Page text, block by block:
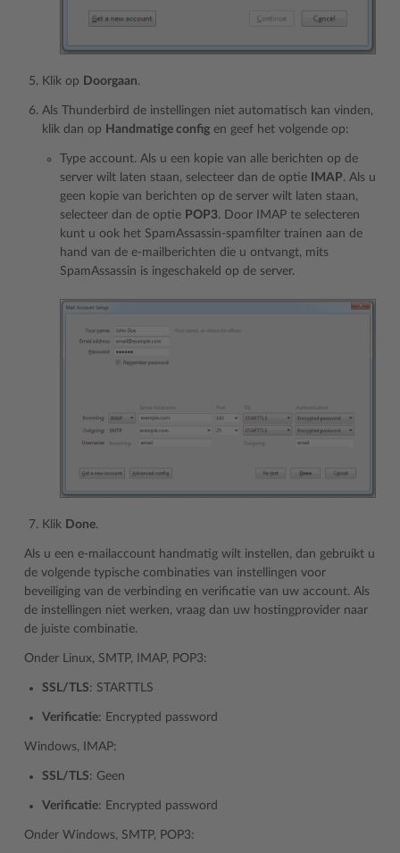
Klik op Doorgaan.
Als Thunderbird de instellingen niet automatisch kan vinden,
klik dan op Handmatige config en geef het volgende op:
Type account. Als u een kopie van alle berichten op de
server wilt laten staan, selecteer dan de optie
IMAP. Als u
geen kopie van berichten op de server wilt laten staan,
selecteer dan de optie POP3. Door IMAP te selecteren
kunt u ook het SpamAssassin-spamfilter trainen aan de
hand van de e-mailberichten die u ontvangt, mits
SpamAssassin is ingeschakeld op de server.
Klik Done.
Als u een e-mailaccount handmatig wilt instellen, dan gebruikt u
de volgende typische combinaties van instellingen voor
beveiliging van de verbinding en verificatie van uw account. Als
de instellingen niet werken, vraag dan uw hostingprovider naar
de juiste combinatie.
Onder Linux, SMTP, IMAP, POP3:
SSL/TLS: STARTTLS
Verificatie: Encrypted password
Windows, IMAP:
SSL/TLS: Geen
Verificatie: Encrypted password
Onder Windows, SMTP, POP3: